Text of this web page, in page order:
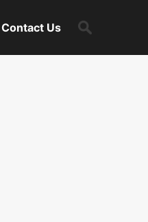
Contact Us
Search
for: